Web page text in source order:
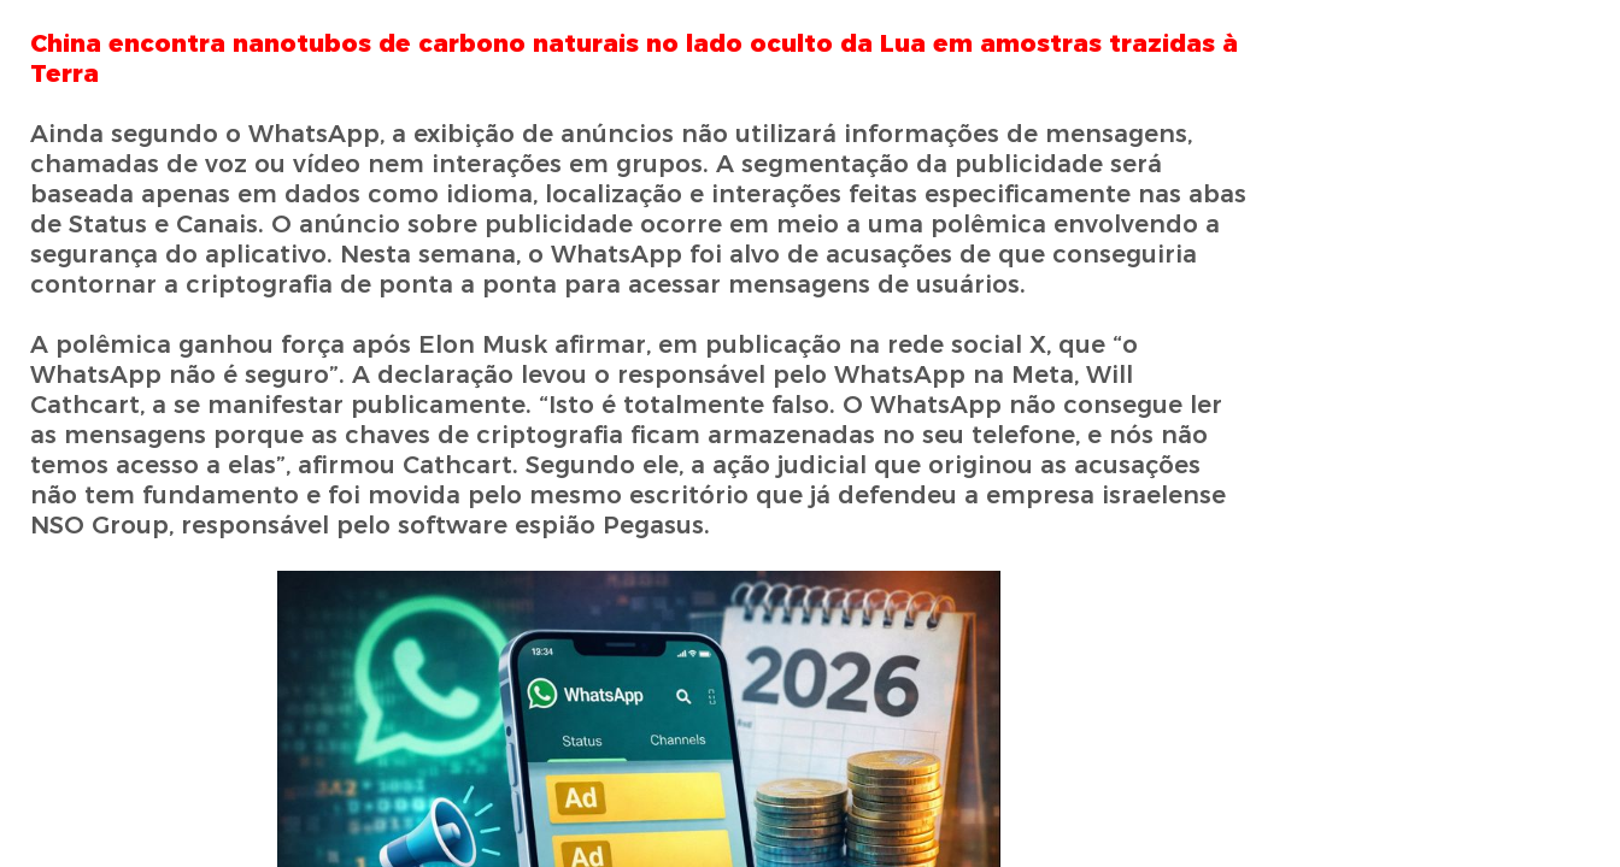
China encontra nanotubos de carbono naturais no lado oculto da Lua em amostras trazidas à
Terra
Ainda segundo o WhatsApp, a exibição de anúncios não utilizará informações de mensagens,
chamadas de voz ou vídeo nem interações em grupos. A segmentação da publicidade será
baseada apenas em dados como idioma, localização e interações feitas especificamente nas abas
de Status e Canais. O anúncio sobre publicidade ocorre em meio a uma polêmica envolvendo a
segurança do aplicativo. Nesta semana, o WhatsApp foi alvo de acusações de que conseguiria
contornar a criptografia de ponta a ponta para acessar mensagens de usuários.
A polêmica ganhou força após Elon Musk afirmar, em publicação na rede social X, que “o
WhatsApp não é seguro”. A declaração levou o responsável pelo WhatsApp na Meta, Will
Cathcart, a se manifestar publicamente. “Isto é totalmente falso. O WhatsApp não consegue ler
as mensagens porque as chaves de criptografia ficam armazenadas no seu telefone, e nós não
temos acesso a elas”, afirmou Cathcart. Segundo ele, a ação judicial que originou as acusações
não tem fundamento e foi movida pelo mesmo escritório que já defendeu a empresa israelense
NSO Group, responsável pelo software espião Pegasus.